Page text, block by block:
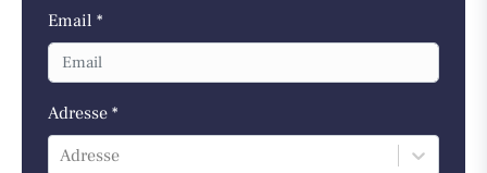
Email *
Adresse *
Adresse